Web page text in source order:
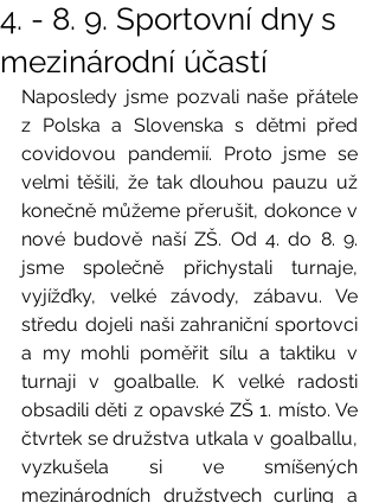
4. - 8. 9. Sportovní dny s
mezinárodní účastí
Naposledy jsme pozvali naše přátele
z Polska a Slovenska s dětmi před
covidovou pandemií. Proto jsme se
velmi těšili, že tak dlouhou pauzu už
konečně můžeme přerušit, dokonce v
nové budově naší ZŠ. Od 4. do 8. 9.
jsme společně přichystali turnaje,
vyjížďky, velké závody, zábavu. Ve
středu dojeli naši zahraniční sportovci
a my mohli poměřit sílu a taktiku v
turnaji v goalballe. K velké radosti
obsadili děti z opavské ZŠ 1. místo. Ve
čtvrtek se družstva utkala v goalballu,
vyzkušela si ve smíšených
mezinárodních družstvech curling a